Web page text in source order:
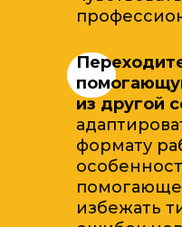
из другой
формату
избежать